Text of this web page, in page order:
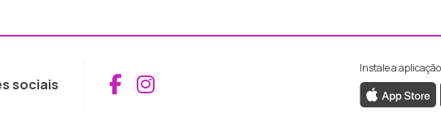
sociais Aceder ao Facebook da RTP
Aceder ao Instagram da RTP
Instale a aplicação